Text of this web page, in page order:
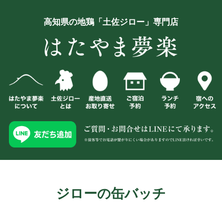
高知県の地鶏「土佐ジロー」専門店
ジローの缶バッチ